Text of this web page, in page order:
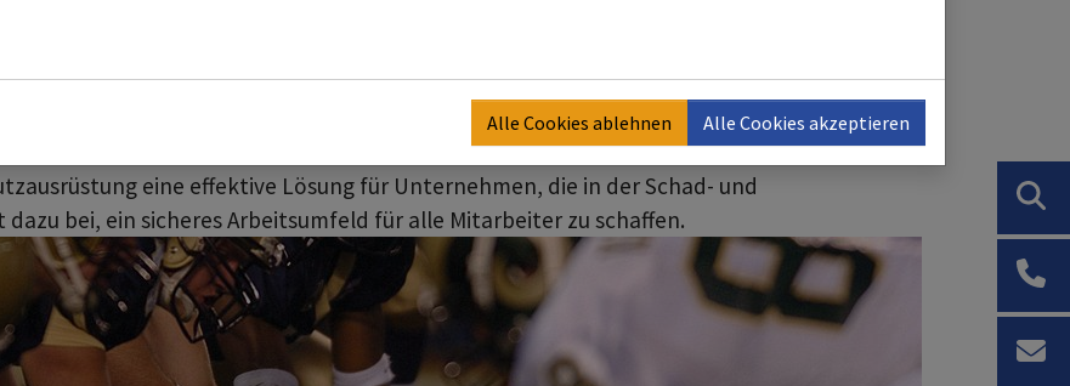
Partikeln zu schützen.
sich durch hohe Qualität und Zuverlässigkeit aus. Sie erfüllen strenge
eine effektive Lösung für Unternehmen, die in der Schad- und
bei, ein sicheres Arbeitsumfeld für alle Mitarbeiter zu schaffen.
Alle Cookies ablehnen Alle Cookies akzeptieren